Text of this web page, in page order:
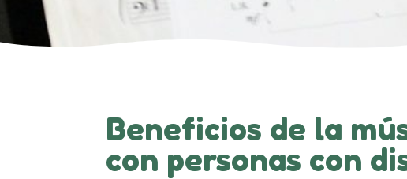
Beneficios de la
con personas con